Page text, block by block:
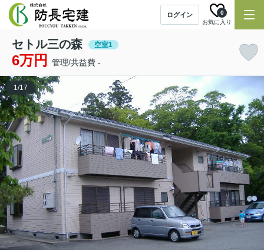
ログイン
お気に入り
0
セトル三の森 空室1
6万円 管理/共益費 -
1/17